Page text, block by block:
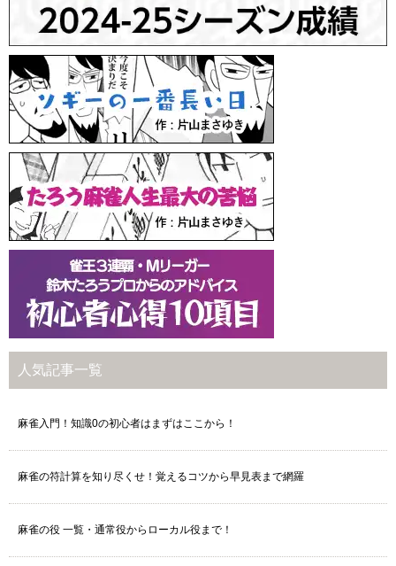
人気記事一覧
麻雀入門！知識0の初心者はまずはここから！
麻雀の符計算を知り尽くせ！覚えるコツから早見表まで網羅
麻雀の役 一覧・通常役からローカル役まで！